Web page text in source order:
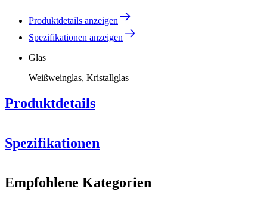
Produktdetails anzeigen
Spezifikationen anzeigen
Glas
Weißweinglas, Kristallglas
Produktdetails
Spezifikationen
ProduktnummerRCL103-103P (108705)
Empfohlene Kategorien